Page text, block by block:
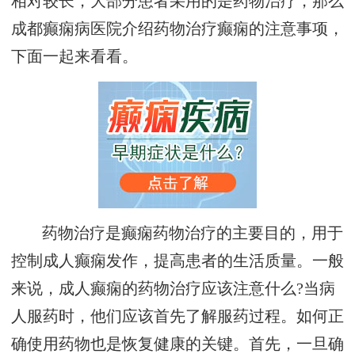
成都癫痫病医院介绍药物治疗癫痫的注意事项，
下面一起来看看。
药物治疗是癫痫药物治疗的主要目的，用于
控制成人癫痫发作，提高患者的生活质量。一般
来说，成人癫痫的药物治疗应该注意什么?当病
人服药时，他们应该首先了解服药过程。如何正
确使用药物也是恢复健康的关键。首先，一旦确